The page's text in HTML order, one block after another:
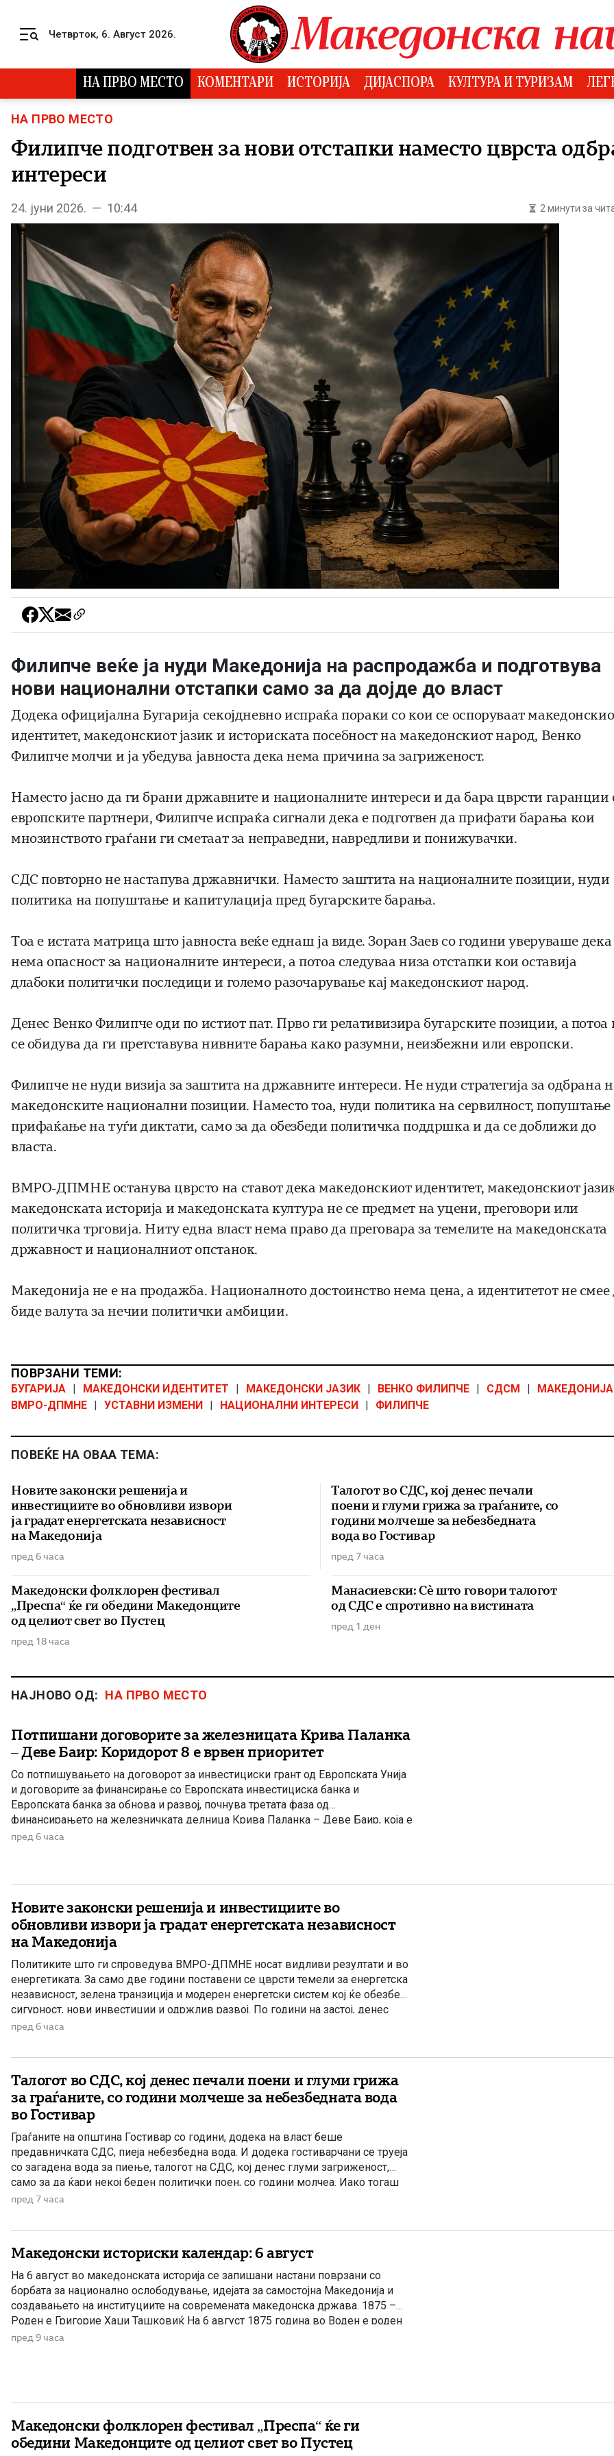
Четврток, 6. Август 2026.
НА ПРВО МЕСТО КОМЕНТАРИ ИСТОРИЈА ДИЈАСПОРА КУЛТУРА И ТУРИЗАМ
НА ПРВО МЕСТО
Филипче подготвен за нови отстапки наместо цврста
интереси
24. јуни 2026. — 10:44 2 минути за
Филипче веќе ја нуди Македонија на распродажба и подготвува
нови национални отстапки само за да дојде до власт
Додека официјална Бугарија секојдневно испраќа пораки со кои се оспоруваат
идентитет, македонскиот јазик и историската посебност на македонскиот народ, Венко
Филипче молчи и ја убедува јавноста дека нема причина за загриженост.
Наместо јасно да ги брани државните и националните интереси и да бара цврсти гаранции
европските партнери, Филипче испраќа сигнали дека е подготвен да прифати барања кои
мнозинството граѓани ги сметаат за неправедни, навредливи и понижувачки.
СДС повторно не настапува државнички. Наместо заштита на националните позиции, нуди
политика на попуштање и капитулација пред бугарските барања.
Тоа е истата матрица што јавноста веќе еднаш ја виде. Зоран Заев со години уверуваше дека
нема опасност за националните интереси, а потоа следуваа низа отстапки кои оставија
длабоки политички последици и големо разочарување кај македонскиот народ.
Денес Венко Филипче оди по истиот пат. Прво ги релативизира бугарските позиции, а потоа
се обидува да ги претставува нивните барања како разумни, неизбежни или европски.
Филипче не нуди визија за заштита на државните интереси. Не нуди стратегија за одбрана
македонските национални позиции. Наместо тоа, нуди политика на сервилност, попуштање
прифаќање на туѓи диктати, само за да обезбеди политичка поддршка и да се доближи до
власта.
ВМРО-ДПМНЕ останува цврсто на ставот дека македонскиот идентитет, македонскиот
македонската историја и македонската култура не се предмет на уцени, преговори или
политичка трговија. Ниту една власт нема право да преговара за темелите на македонската
државност и националниот опстанок.
Македонија не е на продажба. Националното достоинство нема цена, а идентитетот не смее
биде валута за нечии политички амбиции.
ПОВРЗАНИ ТЕМИ:
БУГАРИЈА МАКЕДОНСКИ ИДЕНТИТЕТ МАКЕДОНСКИ ЈАЗИК ВЕНКО ФИЛИПЧЕ СДСМ
МАКЕДОНИЈА
ВМРО-ДПМНЕ
УСТАВНИ ИЗМЕНИ НАЦИОНАЛНИ ИНТЕРЕСИ ФИЛИПЧЕ
ПОВЕЌЕ НА ОВАА ТЕМА:
Новите законски решенија и
инвестициите во обновливи извори
ја градат енергетската независност
на Македонија
пред 6 часа
Талогот во СДС, кој денес печали
поени и глуми грижа за граѓаните, со
години молчеше за небезбедната
вода во Гостивар
пред 7 часа
Македонски фолклорен фестивал
„Преспа“ ќе ги обедини Македонците
од целиот свет во Пустец
пред 18 часа
Манасиевски: Сè што говори талогот
од СДС е спротивно на вистината
пред 1 ден
НАЈНОВО ОД: НА ПРВО МЕСТО
Потпишани договорите за железницата Крива Паланка
– Деве Баир: Коридорот 8 е врвен приоритет
Со потпишувањето на договорот за инвестициски грант од Европската Унија
и договорите за финансирање со Европската инвестициска банка и
Европската банка за обнова и развој, почнува третата фаза од
финансирањето на железничката делница Крива Паланка – Деве Баир, која е
дел од Коридорот 8. На потпишувањето во Владата присуствуваа премиерот
пред 6 часа
Новите законски решенија и инвестициите во
обновливи извори ја градат енергетската независност
на Македонија
Политиките што ги спроведува ВМРО-ДПМНЕ носат видливи резултати и во
енергетиката. За само две години поставени се цврсти темели за енергетска
независност, зелена транзиција и модерен енергетски систем кој ќе обезбеди
сигурност, нови инвестиции и одржлив развој. По години на застој, денес
Македонија има нов Закон за енергетика, усогласен со европските
пред 6 часа
Талогот во СДС, кој денес печали поени и глуми грижа
за граѓаните, со години молчеше за небезбедната вода
во Гостивар
Граѓаните на општина Гостивар со години, додека на власт беше
предавничката СДС, пиеја небезбедна вода. И додека гостиварчани се труеја
со загадена вода за пиење, талогот на СДС, кој денес глуми загриженост,
само за да ќари некој беден политички поен, со години молчеа. Иако тогаш
направените анализи, во повеќе наврати во гостиварскиот водовод, утврдија
пред 7 часа
Македонски историски календар: 6 август
На 6 август во македонската историја се запишани настани поврзани со
борбата за национално ослободување, идејата за самостојна Македонија и
создавањето на институциите на современата македонска држава. 1875 –
Роден е Григорие Хаџи Ташковиќ На 6 август 1875 година во Воден е роден
Григорие Хаџи Ташковиќ – македонски револуционер, публицист,
пред 9 часа
Македонски фолклорен фестивал „Преспа“ ќе ги
обедини Македонците од целиот свет во Пустец